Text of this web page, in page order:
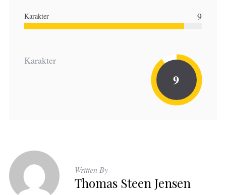
Karakter 9
Karakter
9
Written By
Thomas Steen Jensen